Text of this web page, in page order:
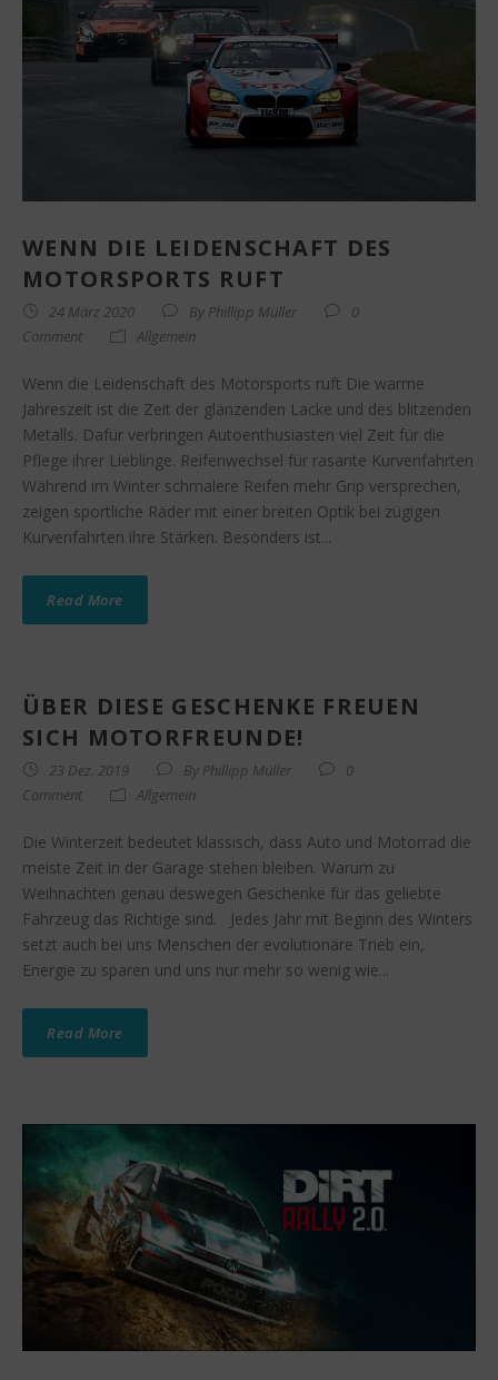
WENN DIE LEIDENSCHAFT DES
MOTORSPORTS RUFT
24 März 2020 By Phillipp Müller
0
Comment
Allgemein
Wenn die Leidenschaft des Motorsports ruft Die warme
Jahreszeit ist die Zeit der glänzenden Lacke und des blitzenden
Metalls. Dafür verbringen Autoenthusiasten viel Zeit für die
Pflege ihrer Lieblinge. Reifenwechsel für rasante Kurvenfahrten
Während im Winter schmalere Reifen mehr Grip versprechen,
zeigen sportliche Räder mit einer breiten Optik bei zügigen
Kurvenfahrten ihre Stärken. Besonders ist...
Read More
ÜBER DIESE GESCHENKE FREUEN
SICH MOTORFREUNDE!
23 Dez. 2019 By Phillipp Müller
0
Comment
Allgemein
Die Winterzeit bedeutet klassisch, dass Auto und Motorrad die
meiste Zeit in der Garage stehen bleiben. Warum zu
Weihnachten genau deswegen Geschenke für das geliebte
Fahrzeug das Richtige sind. Jedes Jahr mit Beginn des Winters
setzt auch bei uns Menschen der evolutionäre Trieb ein,
Energie zu sparen und uns nur mehr so wenig wie...
Read More